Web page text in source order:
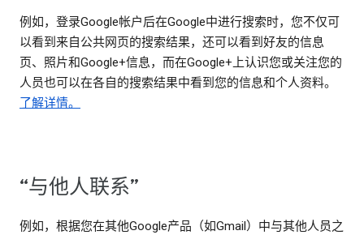
例如，登录Google帐户后在Google中进行搜索时，您不仅可
以看到来自公共网页的搜索结果，还可以看到好友的信息
页、照片和Google+信息，而在Google+上认识您或关注您的
人员也可以在各自的搜索结果中看到您的信息和个人资料。
了解详情。
“与他人联系”
例如，根据您在其他Google产品（如Gmail）中与其他人员之